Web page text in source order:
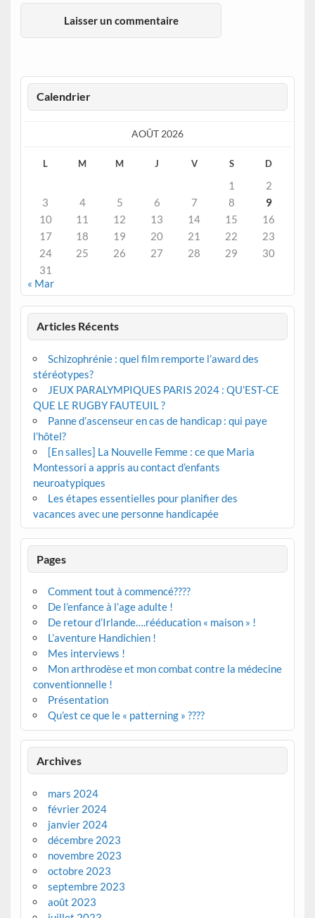
Calendrier
AOÛT 2026
L M M J V S D
1
2
3
4 5 6 7 8
9
10
11 12 13 14 15
16
17
18 19 20 21 22
23
24
25 26 27 28 29
30
31
« Mar
Articles Récents
Schizophrénie : quel film remporte l’award des
stéréotypes?
JEUX PARALYMPIQUES PARIS 2024 : QU’EST-CE
QUE LE RUGBY FAUTEUIL ?
Panne d’ascenseur en cas de handicap : qui paye
l’hôtel?
[En salles] La Nouvelle Femme : ce que Maria
Montessori a appris au contact d’enfants
neuroatypiques
Les étapes essentielles pour planifier des
vacances avec une personne handicapée
Pages
Comment tout à commencé????
De l’enfance à l’age adulte !
De retour d’Irlande….rééducation « maison » !
L’aventure Handichien !
Mes interviews !
Mon arthrodèse et mon combat contre la médecine
conventionnelle !
Présentation
Qu’est ce que le « patterning » ????
Archives
mars 2024
février 2024
janvier 2024
décembre 2023
novembre 2023
octobre 2023
septembre 2023
août 2023